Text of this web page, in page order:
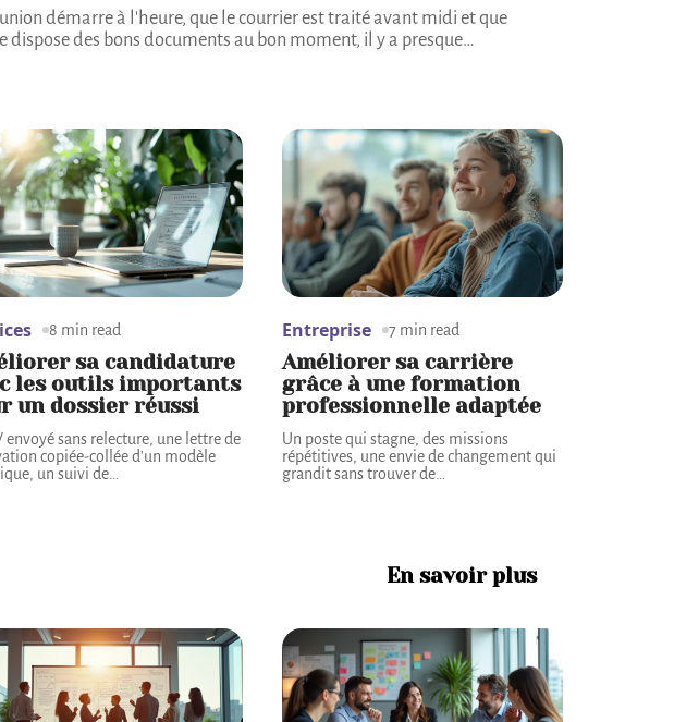
démarre à l'heure, que le courrier est traité avant midi et que
dispose des bons documents au bon moment, il y a presque…
8 min read
sa candidature
les outils importants
un dossier réussi
envoyé sans relecture, une lettre de
copiée-collée d'un modèle
un suivi de
Entreprise 7 min read
Améliorer sa carrière
grâce à une formation
professionnelle adaptée
Un poste qui stagne, des missions
répétitives, une envie de changement qui
grandit sans trouver de
En savoir plus